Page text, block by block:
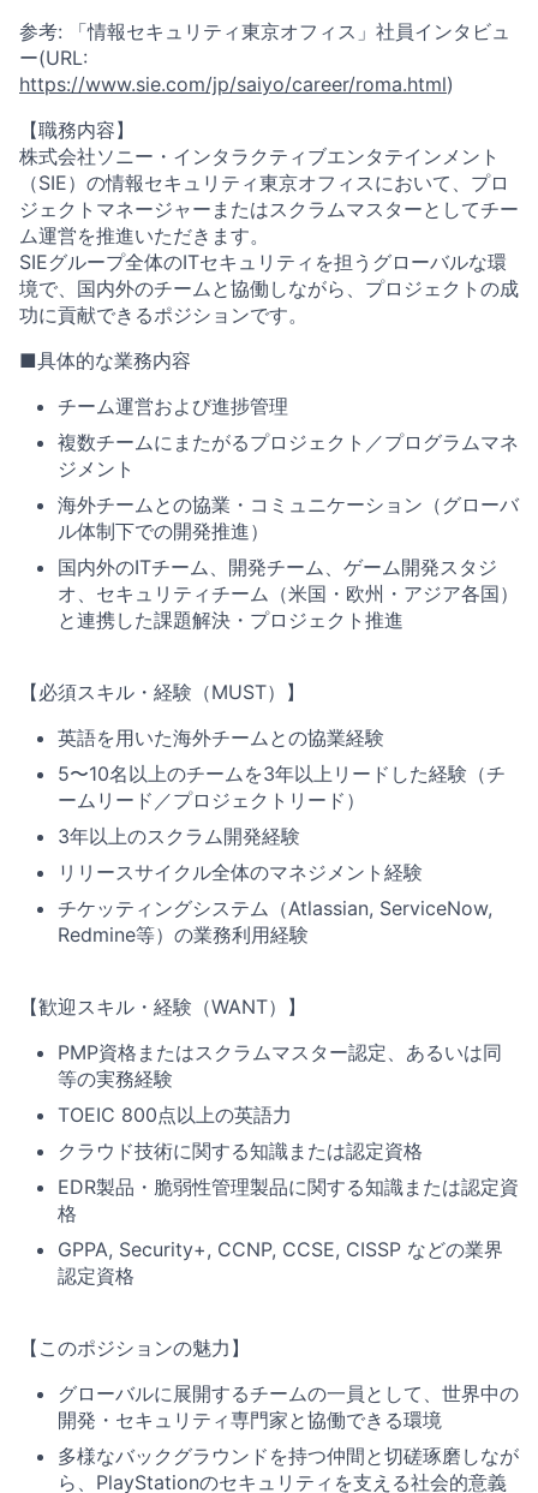
参考: 「情報セキュリティ東京オフィス」社員インタビュ
ー(URL:
https://www.sie.com/jp/saiyo/career/roma.html)
【職務内容】
株式会社ソニー・インタラクティブエンタテインメント
（SIE）の情報セキュリティ東京オフィスにおいて、プロ
ジェクトマネージャーまたはスクラムマスターとしてチー
ム運営を推進いただきます。
SIEグループ全体のITセキュリティを担うグローバルな環
境で、国内外のチームと協働しながら、プロジェクトの成
功に貢献できるポジションです。
■具体的な業務内容
チーム運営および進捗管理
複数チームにまたがるプロジェクト／プログラムマネ
ジメント
海外チームとの協業・コミュニケーション（グローバ
ル体制下での開発推進）
国内外のITチーム、開発チーム、ゲーム開発スタジ
オ、セキュリティチーム（米国・欧州・アジア各国）
と連携した課題解決・プロジェクト推進
【必須スキル・経験（MUST）】
英語を用いた海外チームとの協業経験
5〜10名以上のチームを3年以上リードした経験（チ
ームリード／プロジェクトリード）
3年以上のスクラム開発経験
リリースサイクル全体のマネジメント経験
チケッティングシステム（Atlassian, ServiceNow,
Redmine等）の業務利用経験
【歓迎スキル・経験（WANT）】
PMP資格またはスクラムマスター認定、あるいは同
等の実務経験
TOEIC 800点以上の英語力
クラウド技術に関する知識または認定資格
EDR製品・脆弱性管理製品に関する知識または認定資
格
GPPA, Security+, CCNP, CCSE, CISSP などの業界
認定資格
【このポジションの魅力】
グローバルに展開するチームの一員として、世界中の
開発・セキュリティ専門家と協働できる環境
多様なバックグラウンドを持つ仲間と切磋琢磨しなが
ら、PlayStationのセキュリティを支える社会的意義